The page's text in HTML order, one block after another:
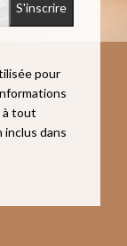
pour
à tout
dans